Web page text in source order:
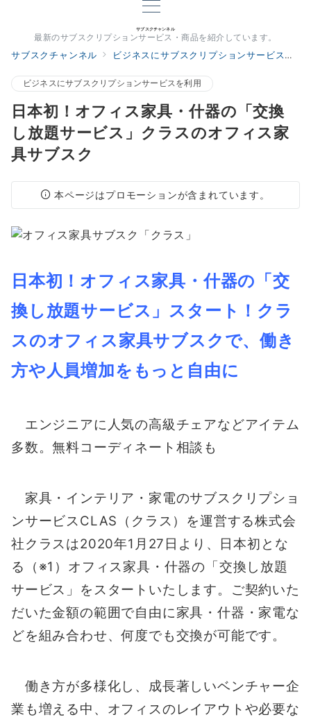
サブスクチャンネル
最新のサブスクリプションサービス・商品を紹介しています。
サブスクチャンネル ビジネスにサブスクリプションサービスを利用
ビジネスにサブスクリプションサービスを利用
日本初！オフィス家具・什器の「交換
し放題サービス」クラスのオフィス家
具サブスク
本ページはプロモーションが含まれています。
日本初！オフィス家具・什器の「交
換し放題サービス」スタート！クラ
スのオフィス家具サブスクで、働き
方や人員増加をもっと自由に
エンジニアに人気の高級チェアなどアイテム
多数。無料コーディネート相談も
家具・インテリア・家電のサブスクリプショ
ンサービスCLAS（クラス）を運営する株式会
社クラスは2020年1月27日より、日本初とな
る（※1）オフィス家具・什器の「交換し放題
サービス」をスタートいたします。ご契約いた
だいた金額の範囲で自由に家具・什器・家電な
どを組み合わせ、何度でも交換が可能です。
働き方が多様化し、成長著しいベンチャー企
業も増える中、オフィスのレイアウトや必要な